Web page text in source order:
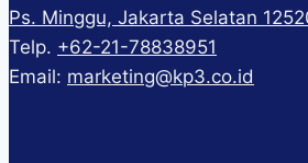
Ps. Minggu, Jakarta Selatan
Telp. +62-21-78838951
Email: marketing@kp3.co.id